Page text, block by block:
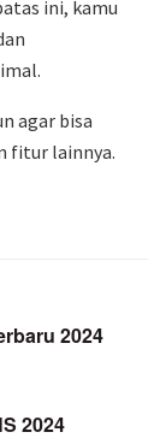
ini, kamu
agar bisa
fitur lainnya.
2024
2024